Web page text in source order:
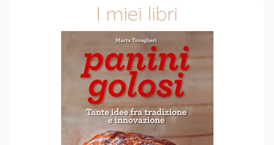
I miei libri